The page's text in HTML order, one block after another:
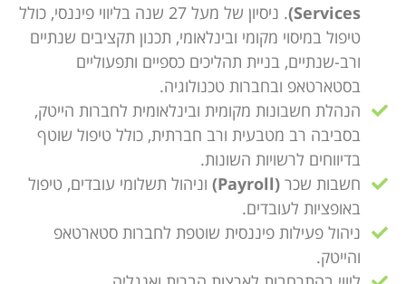
Services)
. ניסיון של מעל 27 שנה בליווי פיננסי, כולל
טיפול במיסוי מקומי ובינלאומי, תכנון תקציבים שנתיים
ורב-שנתיים, בניית תהליכים כספיים ותפעוליים
בסטארטאפ ובחברות טכנולוגיה.
הנהלת חשבונות מקומית ובינלאומית לחברות הייטק,
בסביבה רב מטבעית ורב חברתית, כולל טיפול שוטף
בדיווחים לרשויות השונות.
חשבות שכר (Payroll)
וניהול תשלומי עובדים, טיפול
באופציות לעובדים.
ניהול פעילות פיננסית שוטפת לחברות סטארטאפ
והייטק.